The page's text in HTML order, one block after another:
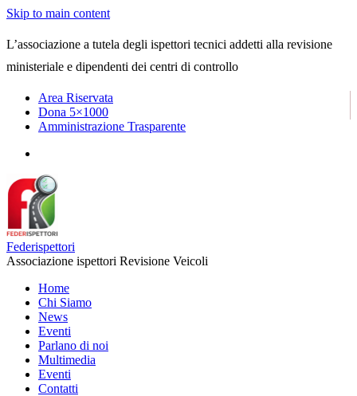
Skip to main content
L’associazione a tutela degli ispettori tecnici addetti alla revisione
ministeriale e dipendenti dei centri di controllo
Area Riservata
Dona 5×1000
Amministrazione Trasparente
Federispettori
Associazione ispettori Revisione Veicoli
Home
Chi Siamo
News
Eventi
Parlano di noi
Multimedia
Eventi
Contatti